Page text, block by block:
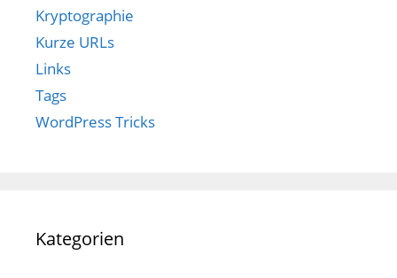
Kryptographie
Kurze URLs
Links
Tags
WordPress Tricks
Kategorien